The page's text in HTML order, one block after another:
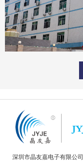
深圳市晶友嘉电子有限公司